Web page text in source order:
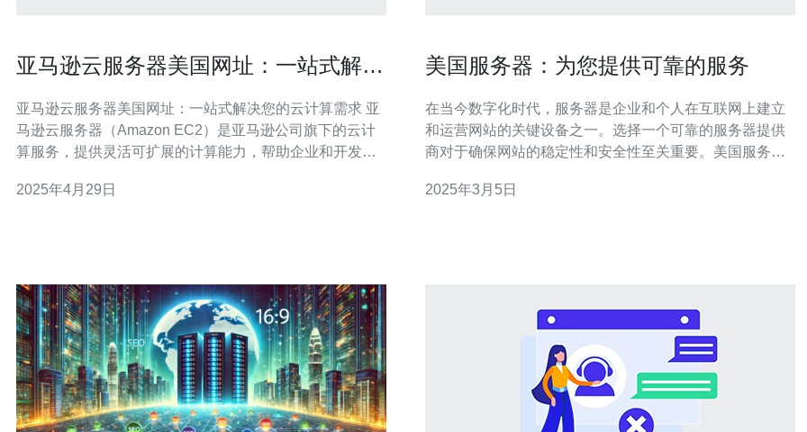
亚马逊云服务器美国网址：一站式解决
亚马逊云服务器美国网址：一站式解决您的云计算需求 亚
马逊云服务器（Amazon EC2）是亚马逊公司旗下的云计
算服务，提供灵活可扩展的计算能力，帮助企业和开发者
户提供了一站式解决云计算需求的平台。 亚马逊云服务器
2025年4月29日
美国服务器：为您提供可靠的服务
在当今数字化时代，服务器是企业和个人在互联网上建立
和运营网站的关键设备之一。选择一个可靠的服务器提供
商对于确保网站的稳定性和安全性至关重要。美国服务器
的需求，为用户带来无与伦比的体验。 美国服务器以其卓
2025年3月5日